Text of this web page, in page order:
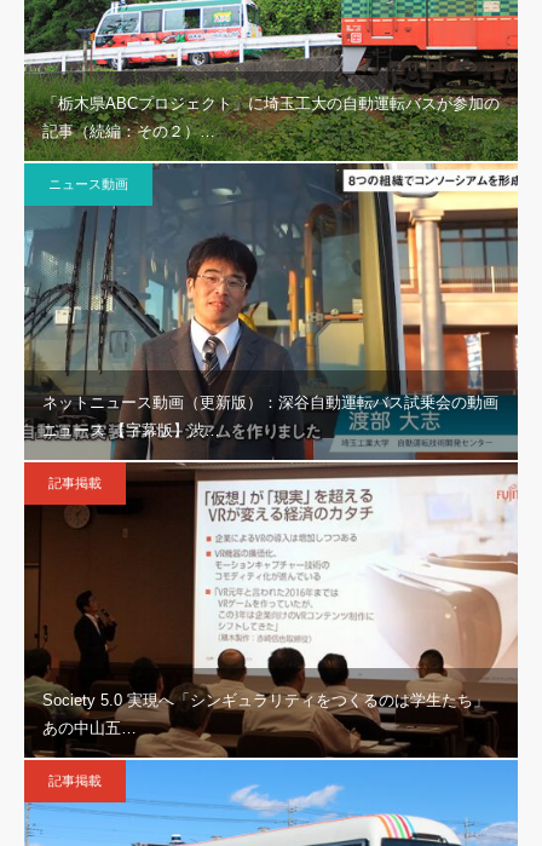
「栃木県ABCプロジェクト」に埼玉工大の自動運転バスが参加の
記事（続編：その２）…
ニュース動画
ネットニュース動画（更新版）：深谷自動運転バス試乗会の動画
ニュース 【字幕版】渋…
記事掲載
Society 5.0 実現へ「シンギュラリティをつくるのは学生たち」
あの中山五…
記事掲載